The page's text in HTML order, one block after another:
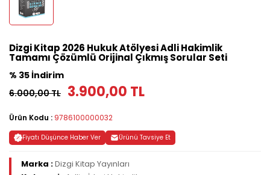
Dizgi Kitap 2026 Hukuk Atölyesi Adli Hakimlik
Tamamı Çözümlü Orijinal Çıkmış Sorular Seti
% 35 İndirim
6.000,00 TL 3.900,00 TL
Ürün Kodu : 9786100000032
Fiyatı Düşünce Haber Ver Ürünü Tavsiye Et
Marka :Dizgi Kitap Yayınları